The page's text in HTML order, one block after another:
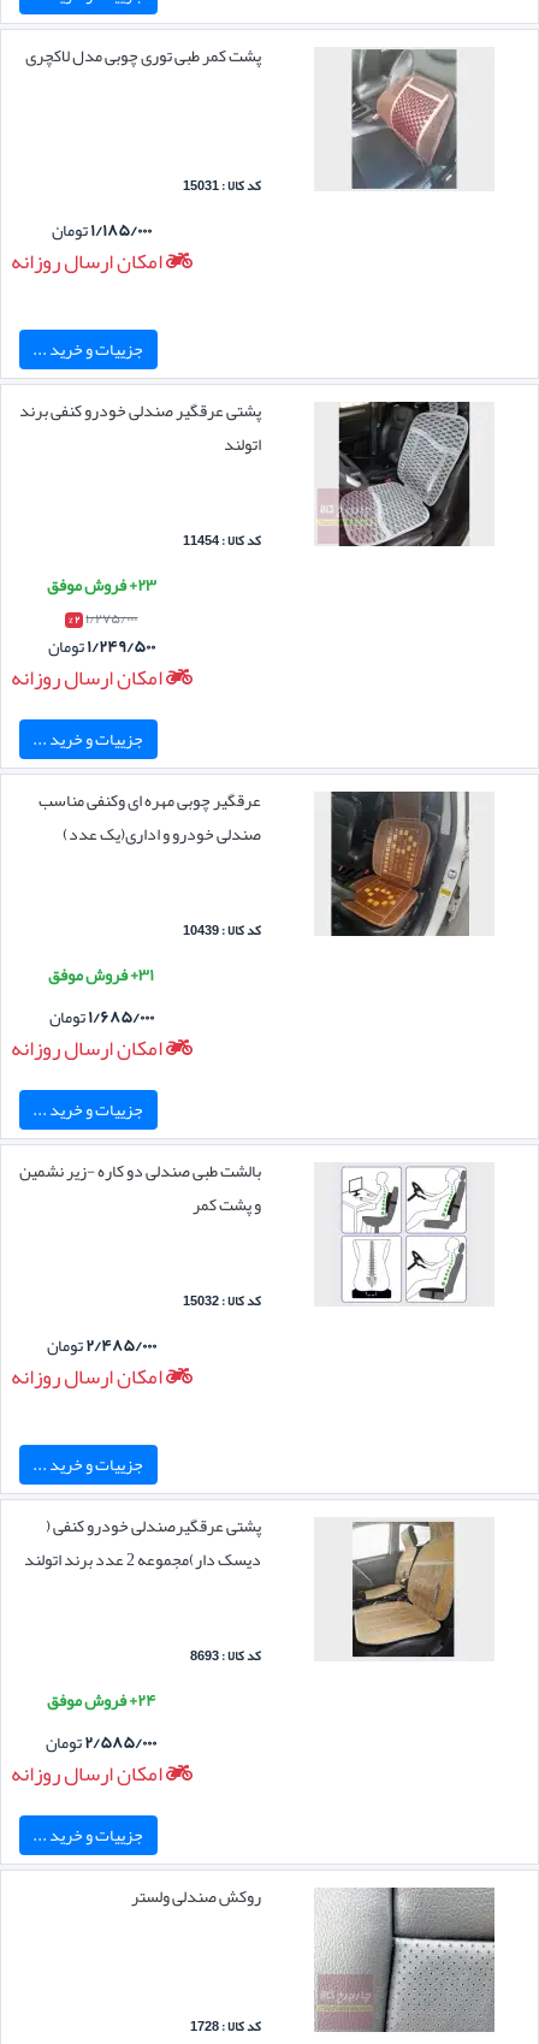
پشت کمر طبی توری چوبی مدل لاکچری
کد کالا : 15031
۱/۱۸۵/۰۰۰تومان
امکان ارسال روزانه
جزییات و خرید ...
پشتی عرقگیر صندلی خودرو کنفی برند
اتولند
کد کالا : 11454
۲۳+ فروش موفق
۱/۲۷۵/۰۰۰ ۲ %
۱/۲۴۹/۵۰۰تومان
امکان ارسال روزانه
جزییات و خرید ...
عرقگیر چوبی مهره ای وکنفی مناسب
صندلی خودرو و اداری(یک عدد)
کد کالا : 10439
۳۱+ فروش موفق
۱/۶۸۵/۰۰۰تومان
امکان ارسال روزانه
جزییات و خرید ...
بالشت طبی صندلی دو کاره -زیر نشمین
و پشت کمر
کد کالا : 15032
۲/۴۸۵/۰۰۰تومان
امکان ارسال روزانه
جزییات و خرید ...
پشتی عرقگیرصندلی خودرو کنفی (
دیسک دار)مجموعه 2 عدد برند اتولند
کد کالا : 8693
۲۴+ فروش موفق
۲/۵۸۵/۰۰۰تومان
امکان ارسال روزانه
جزییات و خرید ...
روکش صندلی ولستر
کد کالا : 1728